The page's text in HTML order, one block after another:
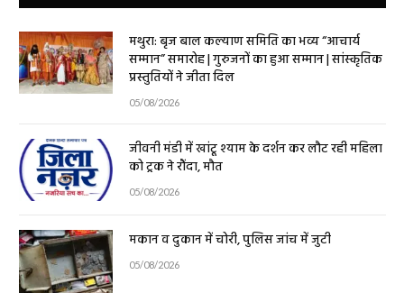
मथुरा: बृज बाल कल्याण समिति का भव्य “आचार्य
सम्मान” समारोह | गुरुजनों का हुआ सम्मान | सांस्कृतिक
प्रस्तुतियों ने जीता दिल
05/08/2026
जीवनी मंडी में खांटू श्याम के दर्शन कर लौट रही महिला
को ट्रक ने रौंदा, मौत
05/08/2026
मकान व दुकान में चोरी, पुलिस जांच में जुटी
05/08/2026